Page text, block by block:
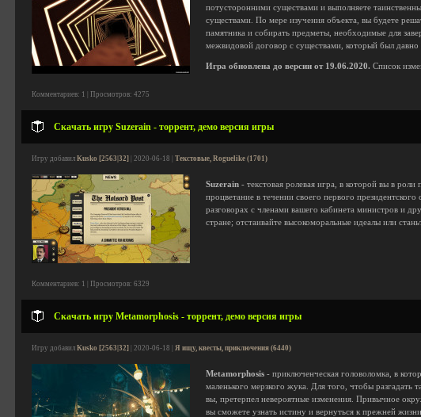
потусторонними существами и выполняете
существами. По мере изучения объекта, вы будете
памятника и собирать предметы, необходимые для
межвидовой договор с существами, который был давно
Игра обновлена до версии от 19.06.2020. Список
Комментариев: 1 | Просмотров: 4275
Скачать игру Suzerain - торрент, демо версия игры
Игру добавил Kusko [2563|32] | 2020-06-18 | Текстовые, Roguelike (1701)
Suzerain - текстовая ролевая игра, в которой вы в
процветание в течении своего первого
разговорах с членами вашего кабинета министров и
стране; отстаивайте высокоморальные идеалы или
Комментариев: 1 | Просмотров: 6329
Скачать игру Metamorphosis - торрент, демо версия игры
Игру добавил Kusko [2563|32] | 2020-06-18 | Я ищу, квесты, приключения (6440)
Metamorphosis - приключенческая головоломка, в
маленького мерзкого жука. Для того, чтобы разгадать
вы, претерпел невероятные изменения. Привычное
вы сможете узнать истину и вернуться к прежней жизни.